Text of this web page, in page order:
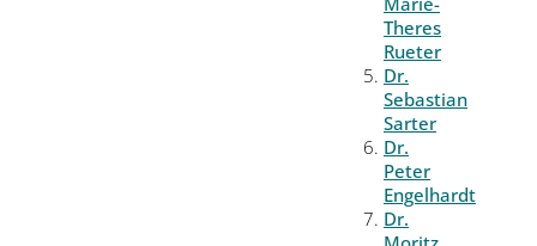
Theres
Rueter
Dr.
Sebastian
Sarter
Dr.
Peter
Engelhardt
Dr.